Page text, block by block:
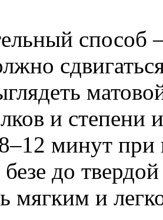
способ
и степени
минут
безе до
мягким и